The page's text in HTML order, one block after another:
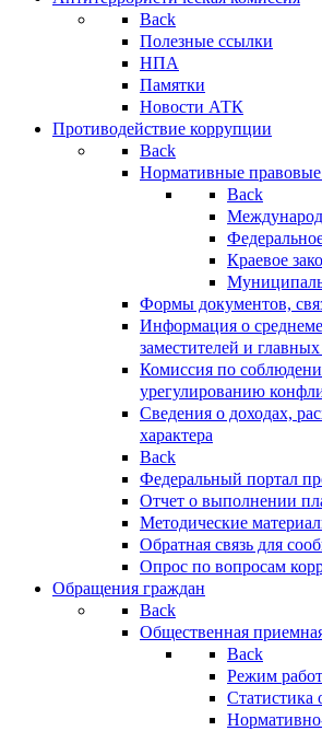
Back
Полезные ссылки
НПА
Памятки
Новости АТК
Противодействие коррупции
Back
Нормативные
Back
Краевое
Формы документов,
Информация о
заместителей и
Комиссия по
урегулированию
Сведения о доходах,
характера
Back
Федеральный портал
Отчет о выполнении
Методические
Обратная связь для
Опрос по вопросам
Обращения граждан
Back
Общественная
Back
Режим
Статистика